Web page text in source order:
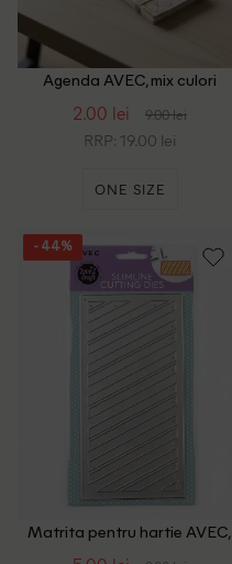
Agenda AVEC, mix culori
2.00 lei 9.00 lei
RRP: 19.00 lei
ONE SIZE
- 44%
Matrita pentru hartie AVEC,